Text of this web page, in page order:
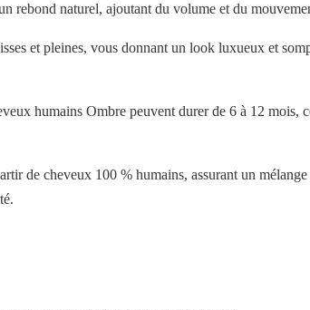
rebond naturel, ajoutant du volume et du
et pleines, vous donnant un look luxueux et
humains Ombre peuvent durer de 6 à 12
de cheveux 100 % humains, assurant un